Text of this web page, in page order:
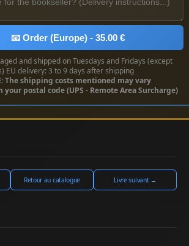
📧 Order (Europe) - 35.00 €
and shipped on Tuesdays and Fridays (except
EU delivery: 3 to 9 days after shipping
The shipping costs mentioned may vary
postal code (UPS - Remote Area Surcharge)
Retour au catalogue Livre suivant →